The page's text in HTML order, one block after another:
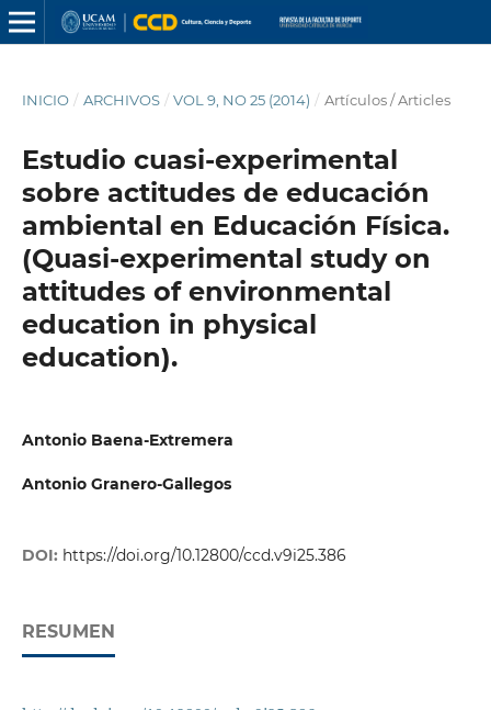
INICIO / ARCHIVOS / VOL 9, NO 25 (2014) / Artículos / Articles
Estudio cuasi-experimental
sobre actitudes de educación
ambiental en Educación Física.
(Quasi-experimental study on
attitudes of environmental
education in physical
education).
Antonio Baena-Extremera
Antonio Granero-Gallegos
DOI: https://doi.org/10.12800/ccd.v9i25.386
RESUMEN